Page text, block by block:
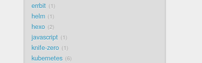
errbit 1
helm 1
hexo 2
javascript 1
knife-zero 1
kubernetes 6